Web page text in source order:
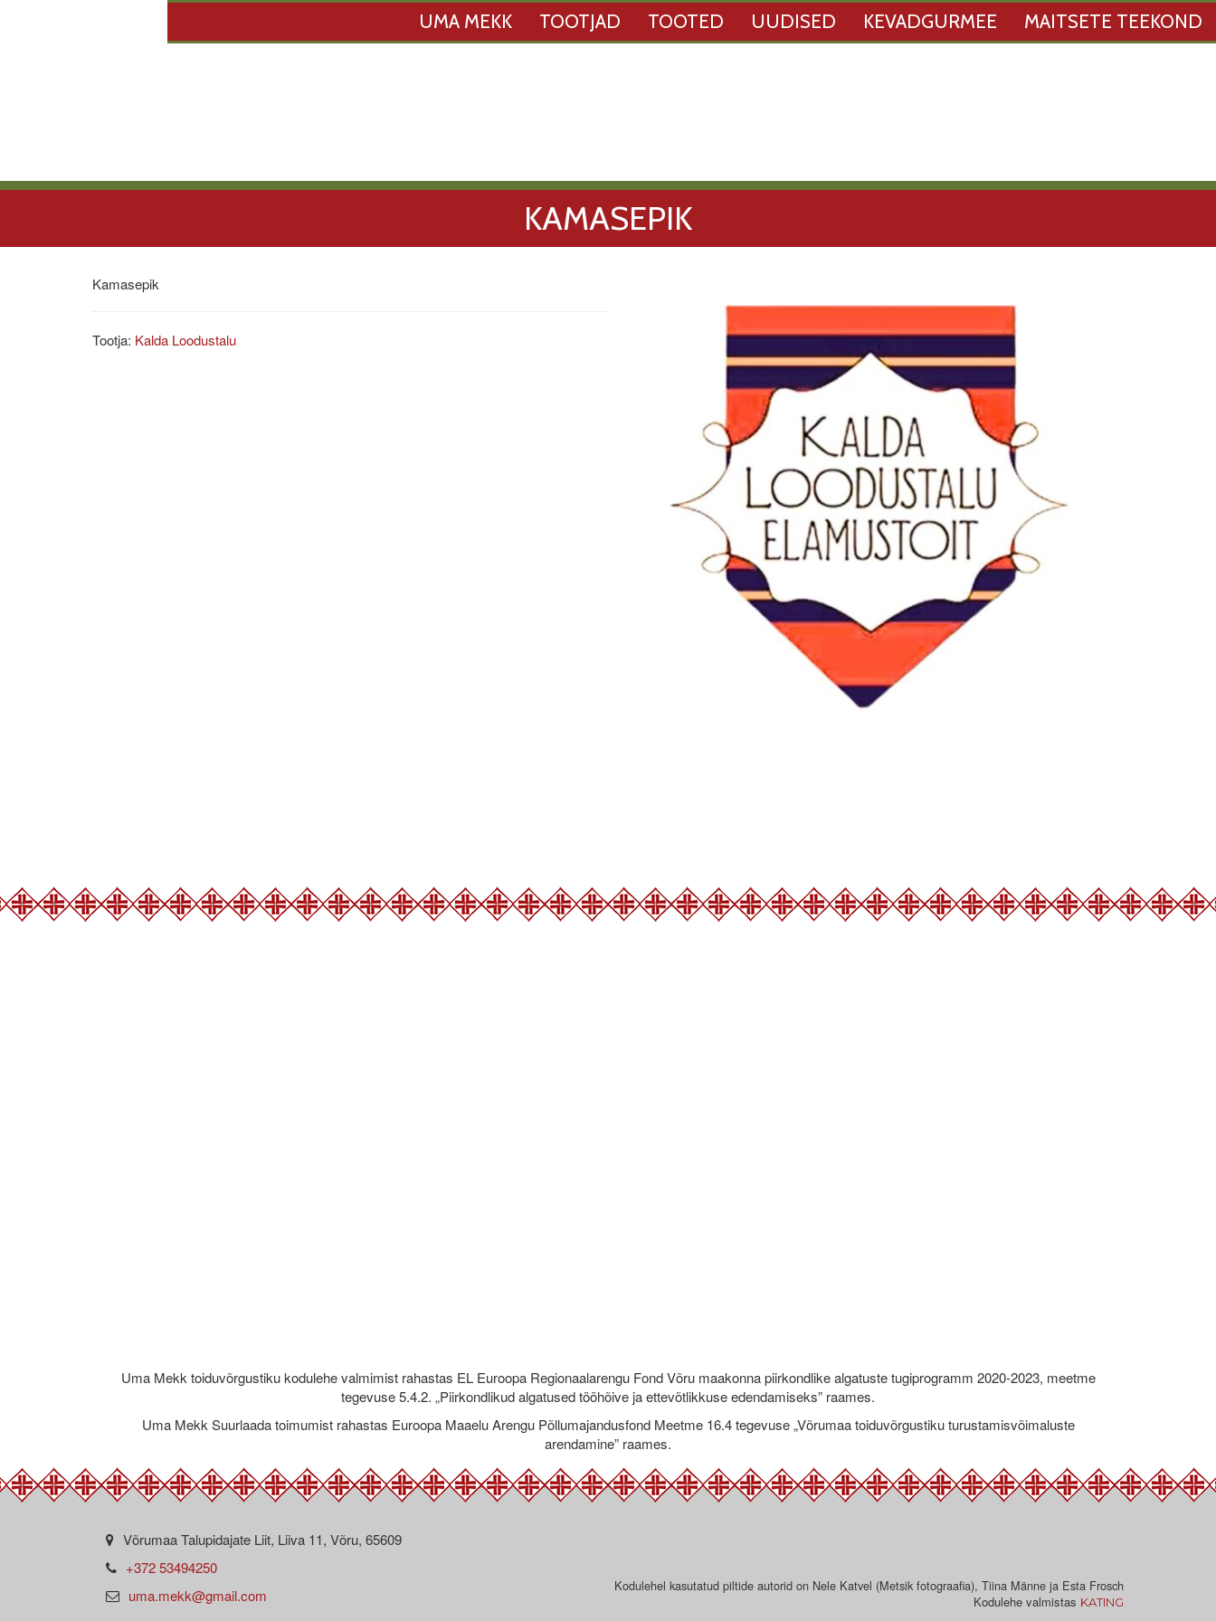
UMA MEKK TOOTJAD TOOTED UUDISED KEVADGURMEE MAITSETE TEEKOND
KAMASEPIK
Kamasepik
Tootja: Kalda Loodustalu
Uma Mekk toiduvõrgustiku kodulehe valmimist rahastas EL Euroopa Regionaalarengu Fond Võru maakonna piirkondlike algatuste tugiprogramm 2020-2023, meetme
tegevuse 5.4.2. „Piirkondlikud algatused tööhõive ja ettevõtlikkuse edendamiseks” raames.
Uma Mekk Suurlaada toimumist rahastas Euroopa Maaelu Arengu Põllumajandusfond Meetme 16.4 tegevuse „Võrumaa toiduvõrgustiku turustamisvõimaluste
arendamine” raames.
Võrumaa Talupidajate Liit, Liiva 11, Võru, 65609
+372 53494250
uma.mekk@gmail.com
Kodulehel kasutatud piltide autorid on Nele Katvel (Metsik fotograafia), Tiina Männe ja Esta Frosch
Kodulehe valmistas KATING